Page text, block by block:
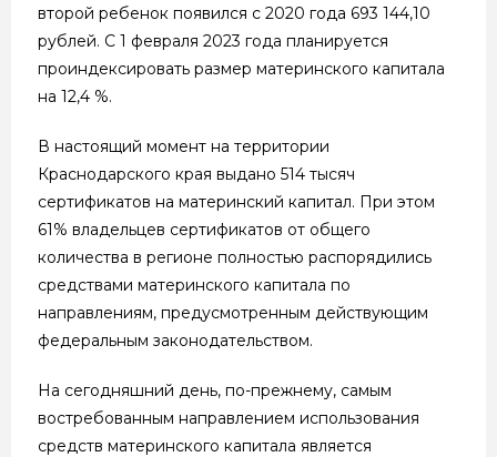
второй ребенок появился с 2020 года 693 144,10
рублей. С 1 февраля 2023 года планируется
проиндексировать размер материнского капитала
на 12,4 %.
В настоящий момент на территории
Краснодарского края выдано 514 тысяч
сертификатов на материнский капитал. При этом
61% владельцев сертификатов от общего
количества в регионе полностью распорядились
средствами материнского капитала по
направлениям, предусмотренным действующим
федеральным законодательством.
На сегодняшний день, по-прежнему, самым
востребованным направлением использования
средств материнского капитала является